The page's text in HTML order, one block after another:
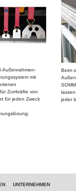
Außenrahmen-
mit
Zurrkräfte von
für jeden Zweck
Beim
jeder
UNTERNEHMEN